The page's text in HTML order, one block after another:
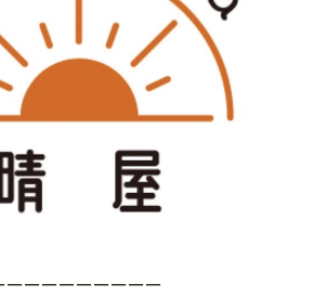
ーーーーーーーー